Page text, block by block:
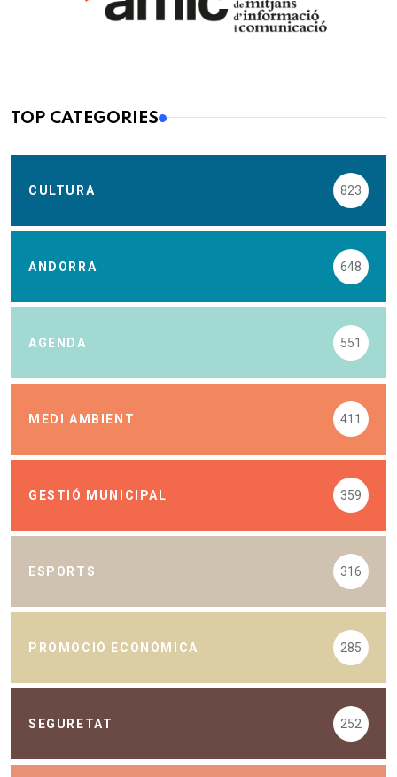
TOP CATEGORIES
CULTURA 823
ANDORRA 648
AGENDA 551
MEDI AMBIENT 411
GESTIÓ MUNICIPAL 359
ESPORTS 316
PROMOCIÓ ECONÒMICA 285
SEGURETAT 252